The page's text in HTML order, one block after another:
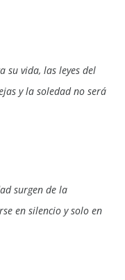
su vida, las leyes del
y la soledad no será
surgen de la
en silencio y solo en